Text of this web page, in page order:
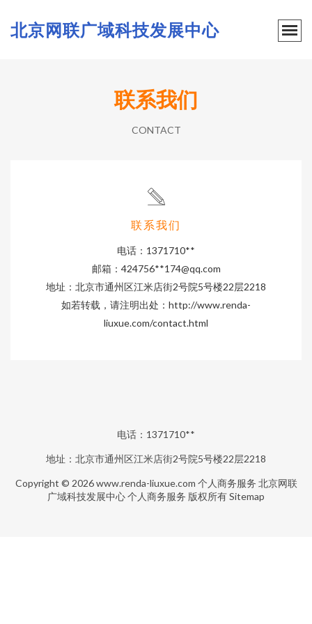
北京网联广域科技发展中心
联系我们
CONTACT
联系我们
电话：1371710**
邮箱：424756**174@qq.com
地址：北京市通州区江米店街2号院5号楼22层2218
如若转载，请注明出处：http://www.renda-
liuxue.com/contact.html
电话：1371710**
地址：北京市通州区江米店街2号院5号楼22层2218
Copyright © 2026www.renda-liuxue.com 个人商务服务 北京网联
广域科技发展中心个人商务服务 版权所有Sitemap